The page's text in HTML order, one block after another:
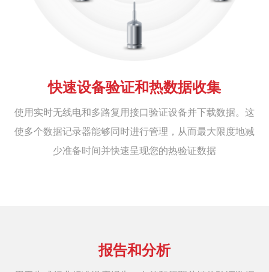
快速设备验证和热数据收集
使用实时无线电和多路复用接口验证设备并下载数据。这
使多个数据记录器能够同时进行管理，从而最大限度地减
少准备时间并快速呈现您的热验证数据
报告和分析